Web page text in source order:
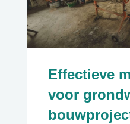
Effectieve
voor